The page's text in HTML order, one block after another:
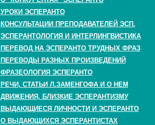
УРОКИ ЭСПЕРАНТО
КОНСУЛЬТАЦИИ ПРЕПОДАВАТЕЛЕЙ ЭСП.
ЭСПЕРАНТОЛОГИЯ И ИНТЕРЛИНГВИСТИКА
ПЕРЕВОД НА ЭСПЕРАНТО ТРУДНЫХ ФРАЗ
ПЕРЕВОДЫ РАЗНЫХ ПРОИЗВЕДЕНИЙ
ФРАЗЕОЛОГИЯ ЭСПЕРАНТО
РЕЧИ, СТАТЬИ Л.ЗАМЕНГОФА И О НЕМ
ДВИЖЕНИЯ, БЛИЗКИЕ ЭСПЕРАНТИЗМУ
ВЫДАЮЩИЕСЯ ЛИЧНОСТИ И ЭСПЕРАНТО
О ВЫДАЮЩИХСЯ ЭСПЕРАНТИСТАХ